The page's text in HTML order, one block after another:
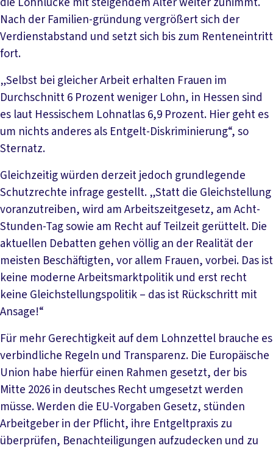
Nach der Familien-gründung vergrößert sich der
Verdienstabstand und setzt sich bis zum Renteneintritt
fort.
„Selbst bei gleicher Arbeit erhalten Frauen im
Durchschnitt 6 Prozent weniger Lohn, in Hessen sind
es laut Hessischem Lohnatlas 6,9 Prozent. Hier geht es
um nichts anderes als Entgelt-Diskriminierung“, so
Sternatz.
Gleichzeitig würden derzeit jedoch grundlegende
Schutzrechte infrage gestellt. „Statt die Gleichstellung
voranzutreiben, wird am Arbeitszeitgesetz, am Acht-
Stunden-Tag sowie am Recht auf Teilzeit gerüttelt. Die
aktuellen Debatten gehen völlig an der Realität der
meisten Beschäftigten, vor allem Frauen, vorbei. Das ist
keine moderne Arbeitsmarktpolitik und erst recht
keine Gleichstellungspolitik – das ist Rückschritt mit
Ansage!“
Für mehr Gerechtigkeit auf dem Lohnzettel brauche es
verbindliche Regeln und Transparenz. Die Europäische
Union habe hierfür einen Rahmen gesetzt, der bis
Mitte 2026 in deutsches Recht umgesetzt werden
müsse. Werden die EU-Vorgaben Gesetz, stünden
Arbeitgeber in der Pflicht, ihre Entgeltpraxis zu
überprüfen, Benachteiligungen aufzudecken und zu